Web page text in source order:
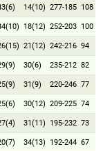
14(10) 277-185 108
18(12) 252-203 100
21(12) 242-216 94
30(6) 235-212 82
31(9) 220-246 77
30(12) 209-225 74
31(11) 195-232 73
34(13) 192-244 67